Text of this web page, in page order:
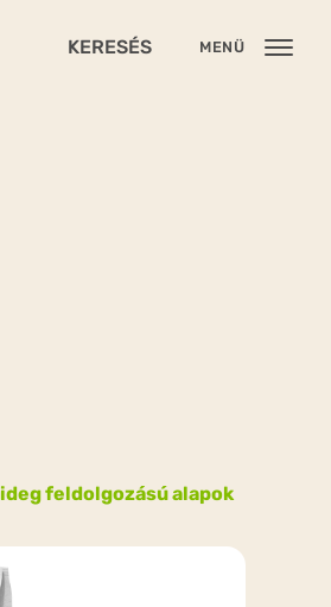
KERESÉS MENÜ
feldolgozású alapok